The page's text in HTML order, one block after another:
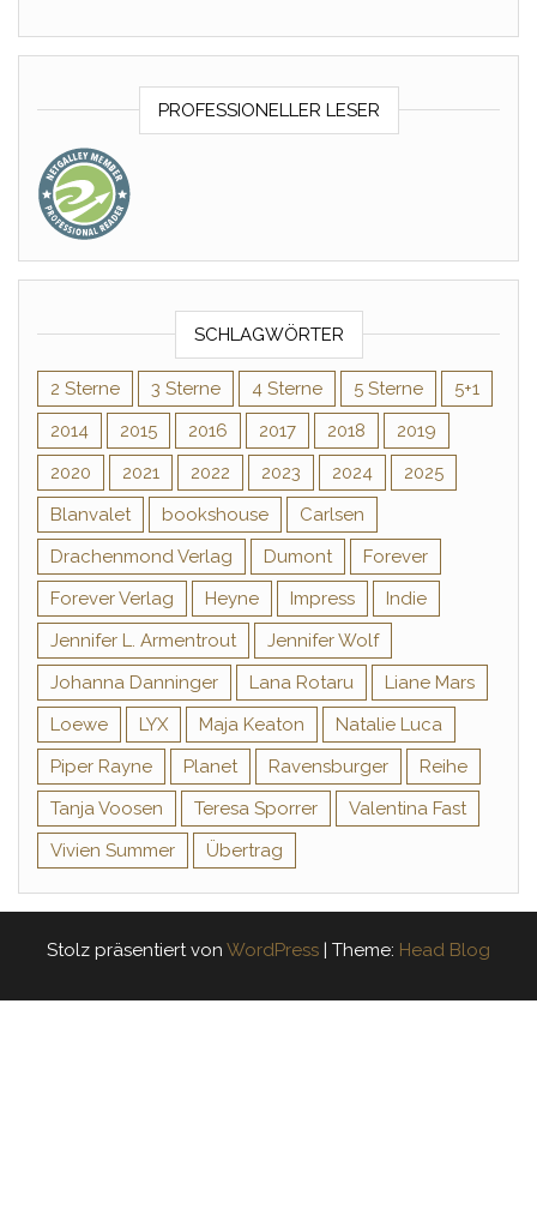
PROFESSIONELLER LESER
SCHLAGWÖRTER
2 Sterne 3 Sterne 4 Sterne 5 Sterne
5+1
2014
2015 2016 2017 2018
2019
2020
2021 2022 2023 2024
2025
Blanvalet
bookshouse
Carlsen
Drachenmond Verlag
Dumont
Forever
Forever Verlag
Heyne Impress
Indie
Jennifer L. Armentrout
Jennifer Wolf
Johanna Danninger
Lana Rotaru
Liane Mars
Loewe
LYX Maja Keaton
Natalie Luca
Piper Rayne
Planet Ravensburger
Reihe
Tanja Voosen
Teresa Sporrer
Valentina Fast
Vivien Summer
Übertrag
Stolz präsentiert von WordPress Theme: Head Blog